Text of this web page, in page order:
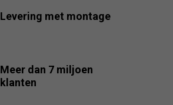
Levering met montage
Meer dan 7 miljoen
klanten